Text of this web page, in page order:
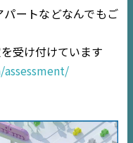
ートなどなんでもご
受け付けています